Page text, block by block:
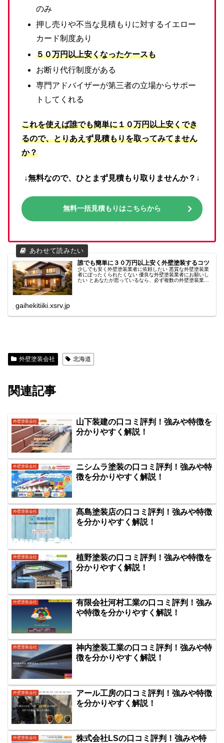
のみ
押し売りや不当な見積もりに対するイエロー
カード制度あり
５０万円以上安くなったケースも
お断り代行制度がある
専門アドバイザーが第三者の立場からサポー
トしてくれる
これを使えば誰でも簡単に１０万円以上安くでき
るので、とりあえず見積もりを取ってみてません
か？
↓無料なので、ひとまず見積もり取りませんか？↓
無料一括見積もりはこちらから
誰でも簡単に３０万円以上安く外壁塗装するコツ
少しでも安く外壁塗装業者に依頼したい 悪質な外壁塗装業
者にぼったくられたくない 優良な外壁塗装業者にお願いし
たい とあなたが思っているなら、必ず複数の外壁塗装業者
gaihekitiiki.xsrv.jp
外壁塗装会社 北海道
関連記事
外壁塗装会社
山下装建の口コミ評判！強みや特徴を
分かりやすく解説！
外壁塗装会社
ニシムラ塗装の口コミ評判！強みや特
徴を分かりやすく解説！
外壁塗装会社
髙島塗装店の口コミ評判！強みや特徴
を分かりやすく解説！
外壁塗装会社
植野塗装の口コミ評判！強みや特徴を
分かりやすく解説！
外壁塗装会社
有限会社河村工業の口コミ評判！強み
や特徴を分かりやすく解説！
外壁塗装会社
神内塗装工業の口コミ評判！強みや特
徴を分かりやすく解説！
外壁塗装会社
アール工房の口コミ評判！強みや特徴
を分かりやすく解説！
外壁塗装会社
株式会社LSの口コミ評判！強みや特